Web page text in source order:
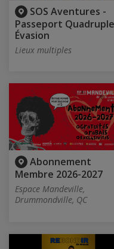
SOS Aventures -
Passeport Quadruple
Évasion
Lieux multiples
Abonnement
Membre 2026-2027
Espace Mandeville,
Drummondville, QC